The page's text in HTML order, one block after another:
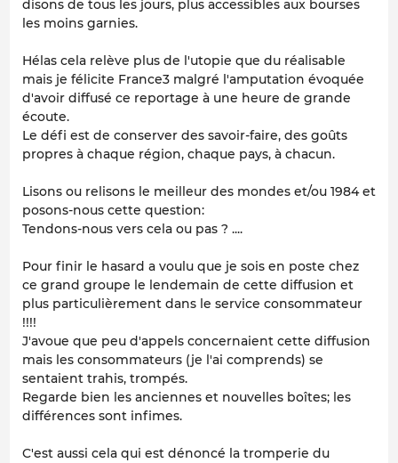
disons de tous les jours, plus accessibles aux bourses
les moins garnies.
Hélas cela relève plus de l'utopie que du réalisable
mais je félicite France3 malgré l'amputation évoquée
d'avoir diffusé ce reportage à une heure de grande
écoute.
Le défi est de conserver des savoir-faire, des goûts
propres à chaque région, chaque pays, à chacun.
Lisons ou relisons le meilleur des mondes et/ou 1984 et
posons-nous cette question:
Tendons-nous vers cela ou pas ? ....
Pour finir le hasard a voulu que je sois en poste chez
ce grand groupe le lendemain de cette diffusion et
plus particulièrement dans le service consommateur
!!!!
J'avoue que peu d'appels concernaient cette diffusion
mais les consommateurs (je l'ai comprends) se
sentaient trahis, trompés.
Regarde bien les anciennes et nouvelles boîtes; les
différences sont infimes.
C'est aussi cela qui est dénoncé la tromperie du